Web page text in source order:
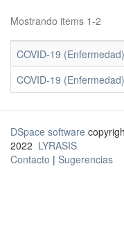
Mostrando items 1-2
COVID-19
COVID-19
DSpace software
2022 LYRASIS
Contacto | Sugerencias